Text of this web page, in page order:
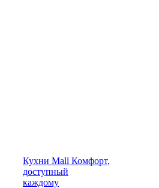
Кухни Mall Комфорт,
доступный
каждому